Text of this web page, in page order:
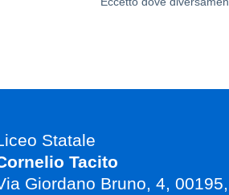
Statale
Tacito
Giordano Bruno, 4,